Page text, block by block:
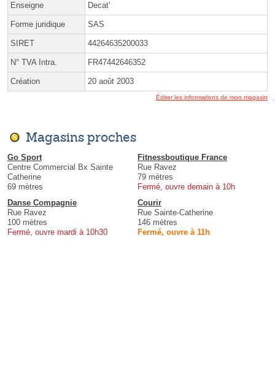
Enseigne Decat'
Forme juridique SAS
SIRET 44264635200033
N° TVA Intra. FR47442646352
Création 20 août 2003
Éditer les informations de mon magasin
Magasins proches
Go Sport
Centre Commercial Bx Sainte
Catherine
69 mètres
Fitnessboutique France
Rue Ravez
79 mètres
Fermé, ouvre demain à 10h
Danse Compagnie
Rue Ravez
100 mètres
Fermé, ouvre mardi à 10h30
Courir
Rue Sainte-Catherine
146 mètres
Fermé, ouvre à 11h